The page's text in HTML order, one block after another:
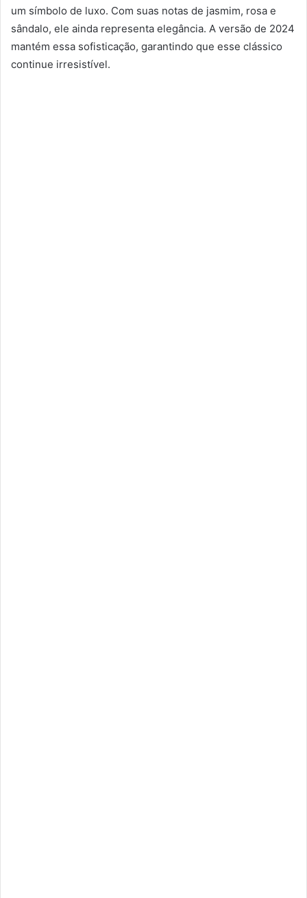
um símbolo de luxo. Com suas notas de jasmim, rosa e
sândalo, ele ainda representa elegância. A versão de 2024
mantém essa sofisticação, garantindo que esse clássico
continue irresistível.